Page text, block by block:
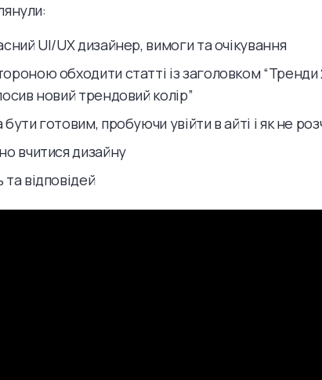
UI/UX дизайнер, вимоги та очiкування
обходити статті із заголовком “Тренди
новий трендовий колір”
готовим, пробуючи увійти в айті і як не
вчитися дизайну
відповідей